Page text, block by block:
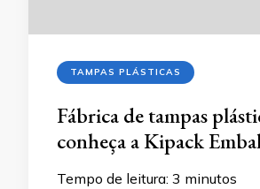
TAMPAS PLÁSTICAS
Fábrica de tampas
conheça a Kipack
Tempo de leitura: 3 minutos